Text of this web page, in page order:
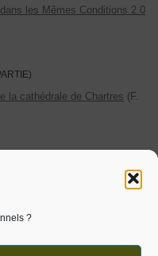
?
les Mêmes Conditions 2.0
la cathédrale de Chartres (F.